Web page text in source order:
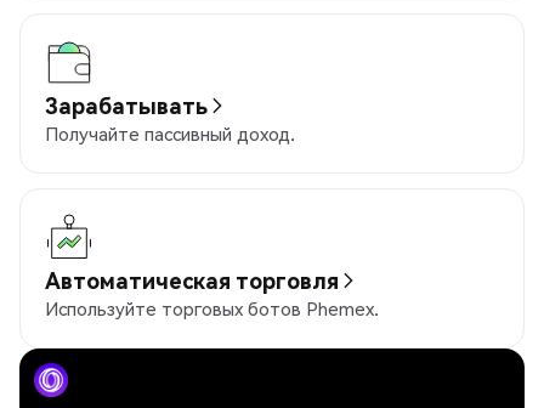
Зарабатывать
Получайте пассивный доход.
Автоматическая торговля
Используйте торговых ботов Phemex.